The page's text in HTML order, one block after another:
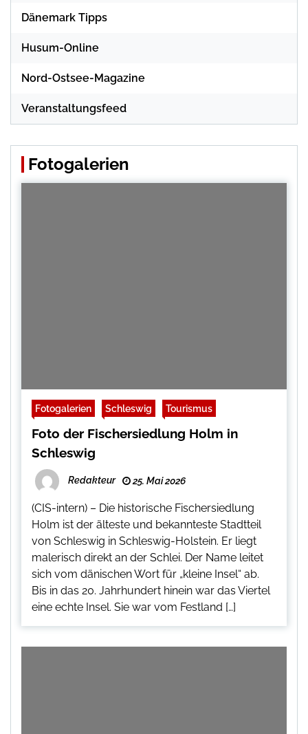
Dänemark Tipps
Husum-Online
Nord-Ostsee-Magazine
Veranstaltungsfeed
Fotogalerien
Fotogalerien Schleswig Tourismus
Foto der Fischersiedlung Holm in
Schleswig
Redakteur 25. Mai 2026
(CIS-intern) – Die historische Fischersiedlung
Holm ist der älteste und bekannteste Stadtteil
von Schleswig in Schleswig-Holstein. Er liegt
malerisch direkt an der Schlei. Der Name leitet
sich vom dänischen Wort für „kleine Insel“ ab.
Bis in das 20. Jahrhundert hinein war das Viertel
eine echte Insel. Sie war vom Festland […]